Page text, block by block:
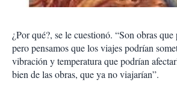
¿Por qué?, se le cuestionó. “Son obras que
pero pensamos que los viajes podrían
vibración y temperatura que podrían
bien de las obras, que ya no viajarían”.